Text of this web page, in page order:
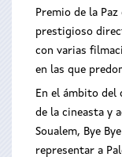
Premio de la
prestigioso
con varias
en las que
En el ámbito del
de la cineasta y
Soualem, Bye
representar a